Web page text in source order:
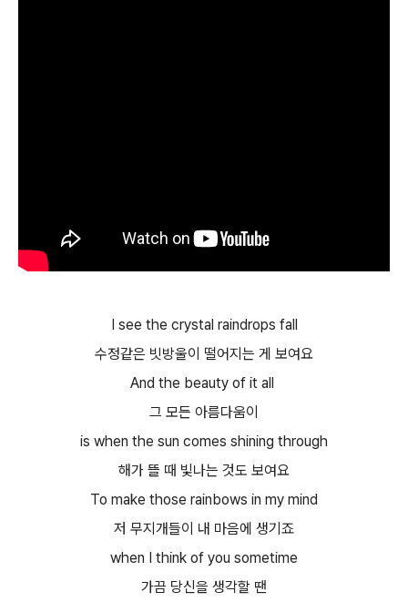
I see the crystal raindrops fall
수정같은 빗방울이 떨어지는 게 보여요
And the beauty of it all
그 모든 아름다움이
is when the sun comes shining through
해가 뜰 때 빛나는 것도 보여요
To make those rainbows in my mind
저 무지개들이 내 마음에 생기죠
when I think of you sometime
가끔 당신을 생각할 땐